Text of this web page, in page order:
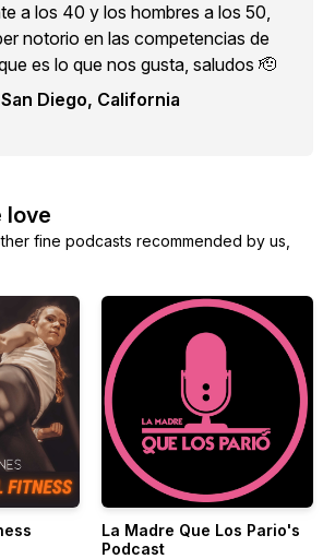
a los 40 y los hombres a los 50,
notorio en las competencias de
es lo que nos gusta, saludos 🫡
San Diego, California
love
fine podcasts recommended by us,
La Madre Que Los Pario's
Podcast